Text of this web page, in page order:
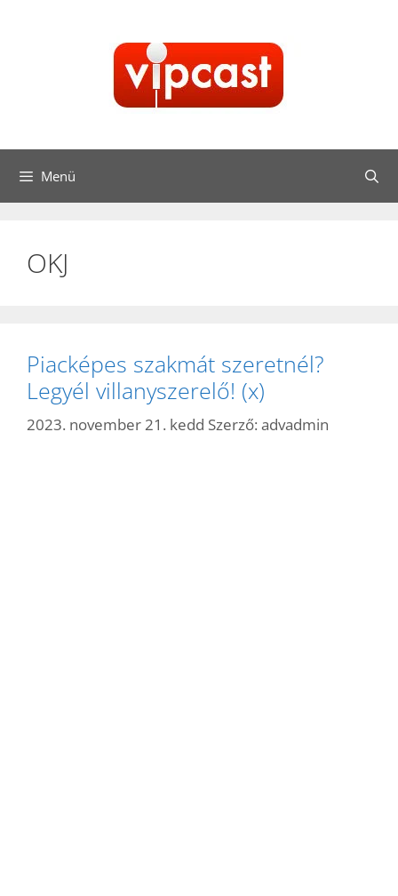
Menü
OKJ
Piacképes szakmát szeretnél?
Legyél villanyszerelő! (x)
2023. november 21. kedd Szerző: advadmin